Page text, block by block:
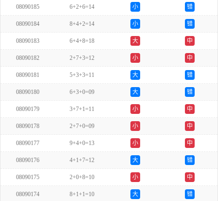
08090185 6+2+6=14 小 错
08090184 8+4+2=14 小 错
08090183 6+4+8=18 大 中
08090182 2+7+3=12 小 中
08090181 5+3+3=11 大 错
08090180 6+3+0=09 大 错
08090179 3+7+1=11 小 中
08090178 2+7+0=09 小 中
08090177 9+4+0=13 小 中
08090176 4+1+7=12 大 错
08090175 2+0+8=10 小 中
08090174 8+1+1=10 大 错